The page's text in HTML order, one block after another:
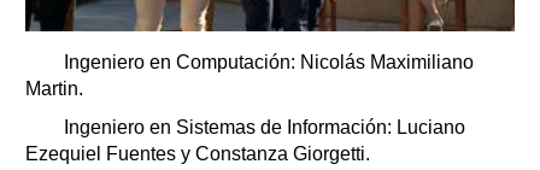
Ingeniero en Computación: Nicolás Maximiliano
Martin.
Ingeniero en Sistemas de Información: Luciano
Ezequiel Fuentes y Constanza Giorgetti.